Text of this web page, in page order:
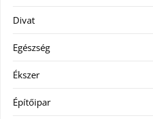
Divat
Egészség
Ékszer
Építőipar